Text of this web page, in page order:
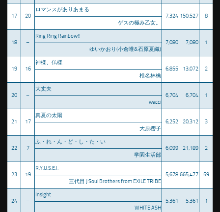
17 20
ロマンスがありあまる
7,324 150,527
8
ゲスの極み乙女。
18 –
Ring Ring Rainbow!!
7,080
7,080
1
ゆいかおり(小倉唯&石原夏織)
19 16
神様、仏様
6,855
13,072
2
椎名林檎
20 –
大丈夫
6,704
6,704
1
wacci
21 17
真夏の太陽
6,252
20,312
3
大原櫻子
22 7
ふ・れ・ん・ど・し・た・い
6,099
21,189
2
学園生活部
23 19
R.Y.U.S.E.I.
5,678 665,477
59
三代目 J Soul Brothers from EXILE TRIBE
24 –
Insight
5,361
5,361
1
WHITE ASH